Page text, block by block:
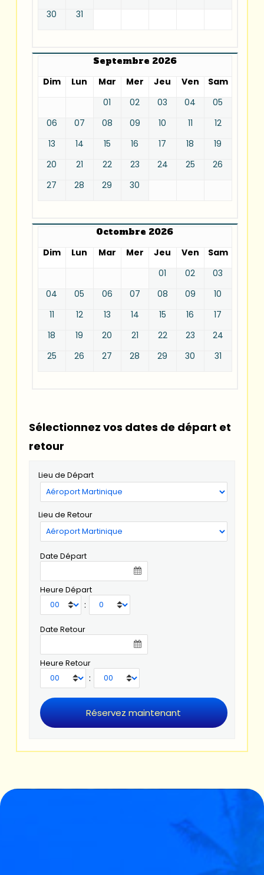
30
31
Septembre 2026
Dim
Lun Mar Mer Jeu Ven
Sam
01
02 03 04
05
06
07 08 09 10 11
12
13
14 15 16 17 18
19
20
21 22 23 24 25
26
27
28 29 30
Octombre 2026
Dim
Lun Mar Mer Jeu Ven
Sam
01
02
03
04
05 06 07 08 09
10
11
12 13 14 15 16
17
18
19 20 21 22 23
24
25
26 27 28 29 30 31
Sélectionnez vos dates de départ et
retour
Lieu de Départ
Lieu de Retour
Date Départ
Heure Départ
:
Date Retour
Heure Retour
: